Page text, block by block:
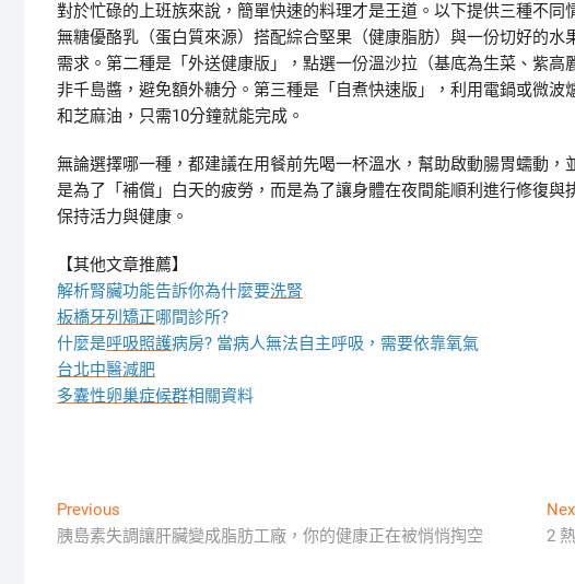
對於忙碌的上班族來說，簡單快速的料理才是王道。以下提供三種不
無糖優酪乳（蛋白質來源）搭配綜合堅果（健康脂肪）與一份切好的
需求。第二種是「外送健康版」，點選一份溫沙拉（基底為生菜、紫
非千島醬，避免額外糖分。第三種是「自煮快速版」，利用電鍋或微
和芝麻油，只需10分鐘就能完成。
無論選擇哪一種，都建議在用餐前先喝一杯溫水，幫助啟動腸胃蠕動
是為了「補償」白天的疲勞，而是為了讓身體在夜間能順利進行修復
保持活力與健康。
【其他文章推薦】
解析腎臟功能告訴你為什麼要洗腎
板橋牙列矯正哪間診所?
什麼是呼吸照護病房? 當病人無法自主呼吸，需要依靠氧氣
台北中醫減肥
多囊性卵巢症候群相關資料
文
章
Previous
post:
胰島素失調讓肝臟變成脂肪工廠，你的健康正在被悄悄掏空 2